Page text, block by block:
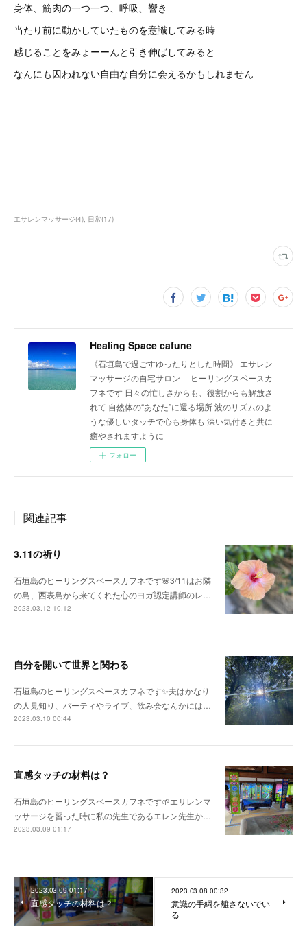
身体、筋肉の一つ一つ、呼吸、響き
当たり前に動かしていたものを意識してみる時
感じることをみょーーんと引き伸ばしてみると
なんにも囚われない自由な自分に会えるかもしれません
エサレンマッサージ(4) 日常(17)
Healing Space cafune
《石垣島で過ごすゆったりとした時間》 エサレン
マッサージの自宅サロン ヒーリングスペースカ
フネです 日々の忙しさからも、役割からも解放さ
れて 自然体の“あなた”に還る場所 波のリズムのよ
うな優しいタッチで心も身体も 深い気付きと共に
癒やされますように
フォロー
関連記事
3.11の祈り
石垣島のヒーリングスペースカフネです🌸3/11はお隣
の島、西表島から来てくれた心のヨガ認定講師のレ…
2023.03.12 10:12
自分を開いて世界と関わる
石垣島のヒーリングスペースカフネです✨夫はかなり
の人見知り、パーティやライブ、飲み会なんかには…
2023.03.10 00:44
直感タッチの材料は？
石垣島のヒーリングスペースカフネです🌱エサレンマ
ッサージを習った時に私の先生であるエレン先生か…
2023.03.09 01:17
2023.03.09 01:17
直感タッチの材料は？
2023.03.08 00:32
意識の手綱を離さないでい
る